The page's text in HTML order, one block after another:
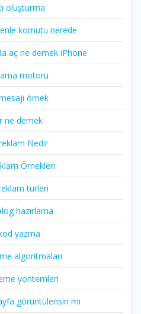
oluşturma
komutu nerede
aç ne demek iPhone
motoru
örnek
ne demek
Nedir
Örnekleri
türleri
hazırlama
yazma
algoritmaları
yöntemleri
görüntülensin mı